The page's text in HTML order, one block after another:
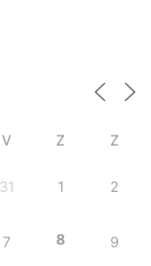
V Z Z
31 1 2
7 8 9